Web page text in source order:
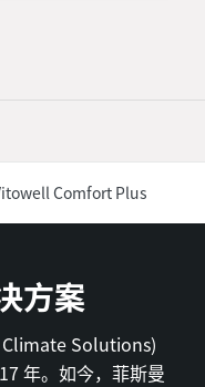
Comfort Plus
方案
Climate Solutions)
年。如今，菲斯曼